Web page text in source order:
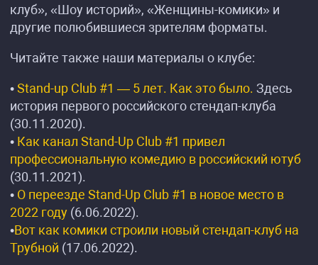
клуб», «Шоу историй», «Женщины-комики» и
другие полюбившиеся зрителям форматы.
Читайте также наши материалы о клубе:
•Stand-up Club #1 — 5 лет. Как это было. Здесь
история первого российского стендап-клуба
(30.11.2020).
• Как канал Stand-Up Club #1 привел
профессиональную комедию в российский ютуб
(30.11.2021).
• О переезде Stand-Up Club #1 в новое место в
2022 году (6.06.2022).
•Вот как комики строили новый стендап-клуб на
Трубной (17.06.2022).